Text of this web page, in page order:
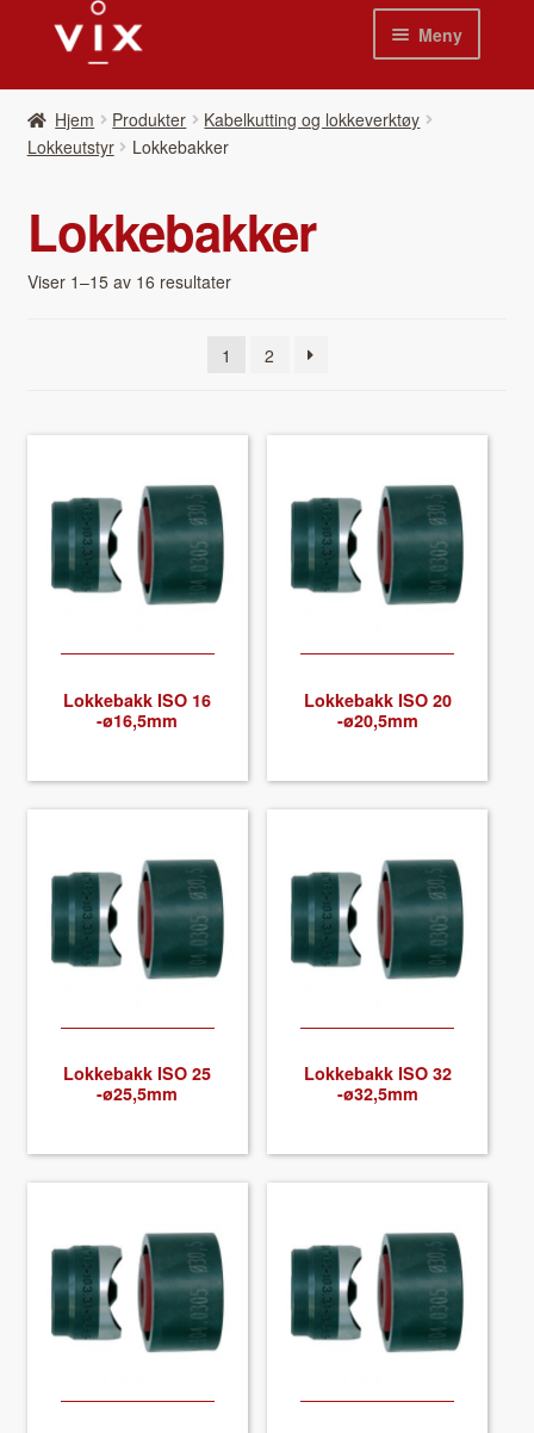
Hopp
til
navigasjon
Hopp
til
innhold
Meny
Hjem
Nyheter
Se kat­a­loger
Kon­takt oss
Våre leverandør­er
About VIX
Hjem Pro­duk­ter
Kabelkutting og lokkeverktøy
Lokkeutstyr
Lokkebakker
Lokkebakker
Viser 1–15 av 16 resultater
1 2
Lokke­bakk ISO 16
-ø16,5mm
Lokke­bakk ISO 20
-ø20,5mm
Lokke­bakk ISO 25
-ø25,5mm
Lokke­bakk ISO 32
-ø32,5mm